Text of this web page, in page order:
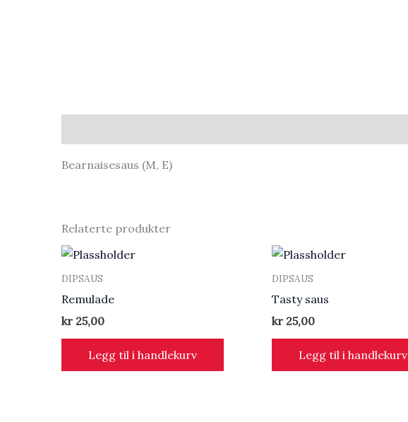
Bearnaisesaus (M, E)
Relaterte produkter
DIPSAUS
Remulade
kr 25,00
Legg til i handlekurv
DIPSAUS
Tasty saus
kr25,00
Legg til i handlekurv